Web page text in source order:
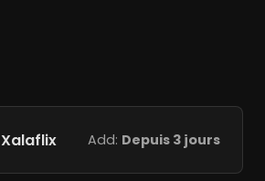
Xalaflix Add: Depuis 3 jours